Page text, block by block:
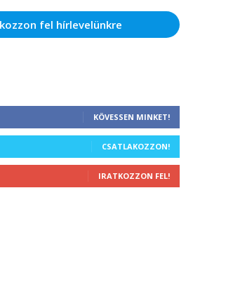
fel hírlevelünkre
KÖVESSEN MINKET!
CSATLAKOZZON!
IRATKOZZON FEL!